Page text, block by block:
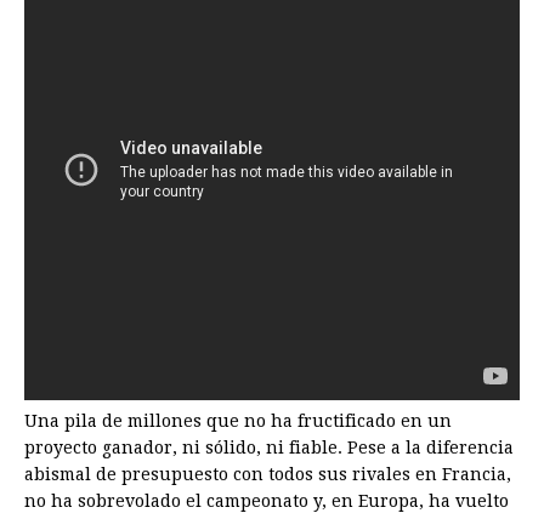
Una pila de millones que no ha fructificado en un
proyecto ganador, ni sólido, ni fiable. Pese a la diferencia
abismal de presupuesto con todos sus rivales en Francia,
no ha sobrevolado el campeonato y, en Europa, ha vuelto